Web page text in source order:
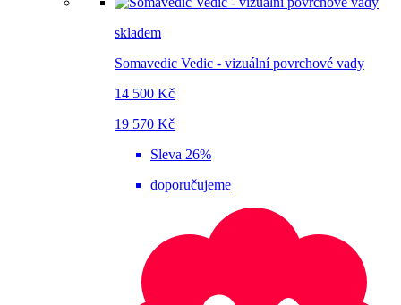
skladem
Somavedic Vedic - vizuální povrchové vady
14 500 Kč
19 570 Kč
Sleva 26%
doporučujeme